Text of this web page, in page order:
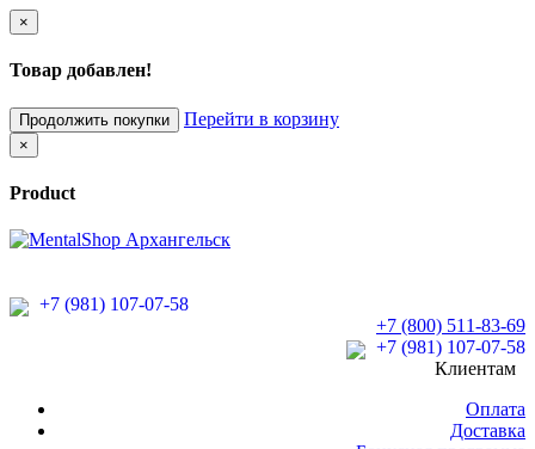
×
Товар добавлен!
Продолжить покупки Перейти в корзину
×
Product
+7 (981) 107-07-58
+7 (800) 511-83-69
+7 (981) 107-07-58
Клиентам
Оплата
Доставка